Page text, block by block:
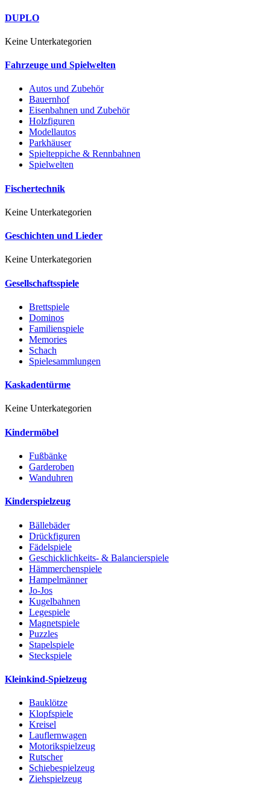
DUPLO
Keine Unterkategorien
Fahrzeuge und Spielwelten
Autos und Zubehör
Bauernhof
Eisenbahnen und Zubehör
Holzfiguren
Modellautos
Parkhäuser
Spielteppiche & Rennbahnen
Spielwelten
Fischertechnik
Keine Unterkategorien
Geschichten und Lieder
Keine Unterkategorien
Gesellschaftsspiele
Brettspiele
Dominos
Familienspiele
Memories
Schach
Spielesammlungen
Kaskadentürme
Keine Unterkategorien
Kindermöbel
Fußbänke
Garderoben
Wanduhren
Kinderspielzeug
Bällebäder
Drückfiguren
Fädelspiele
Geschicklichkeits- & Balancierspiele
Hämmerchenspiele
Hampelmänner
Jo-Jos
Kugelbahnen
Legespiele
Magnetspiele
Puzzles
Stapelspiele
Steckspiele
Kleinkind-Spielzeug
Bauklötze
Klopfspiele
Kreisel
Lauflernwagen
Motorikspielzeug
Rutscher
Schiebespielzeug
Ziehspielzeug